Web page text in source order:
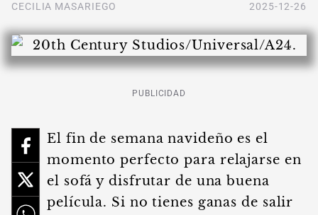
CECILIA MASARIEGO 2025-12-26
PUBLICIDAD
El fin de semana navideño es el
momento perfecto para relajarse en
el sofá y disfrutar de una buena
película. Si no tienes ganas de salir